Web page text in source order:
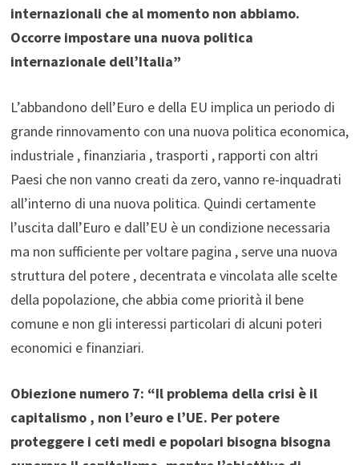
internazionali che al momento non abbiamo.
Occorre impostare una nuova politica
internazionale dell’Italia”
L’abbandono dell’Euro e della EU implica un periodo di
grande rinnovamento con una nuova politica economica,
industriale , finanziaria , trasporti , rapporti con altri
Paesi che non vanno creati da zero, vanno re-inquadrati
all’interno di una nuova politica. Quindi certamente
l’uscita dall’Euro e dall’EU è un condizione necessaria
ma non sufficiente per voltare pagina , serve una nuova
struttura del potere , decentrata e vincolata alle scelte
della popolazione, che abbia come priorità il bene
comune e non gli interessi particolari di alcuni poteri
economici e finanziari.
Obiezione numero 7: “Il problema della crisi è il
capitalismo , non l’euro e l’UE. Per potere
proteggere i ceti medi e popolari bisogna bisogna